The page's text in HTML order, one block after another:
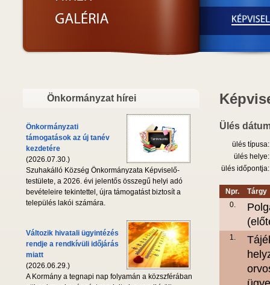
Önkormányzat hírei
Önkormányzati
támogatások az új tanév
kezdetére
(2026.07.30.)
Szuhakálló Község Önkormányzata Képviselő-
testülete, a 2026. évi jelentős összegű helyi adó
bevételeire tekintettel, újra támogatást biztosít a
település lakói számára.
Változik hivatali ügyintézés
rendje a rendkívüli időjárás
miatt
(2026.06.29.)
A Kormány a tegnapi nap folyamán a közszférában
Ülés
ülés típusa:
ülés helye:
ülés időpontja:
Npr.
Tárgy
0.
1.